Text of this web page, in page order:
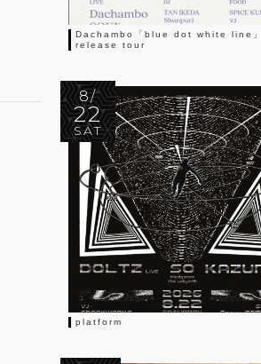
Dachambo「blue dot white line」
release tour
8/
22
SAT
platform